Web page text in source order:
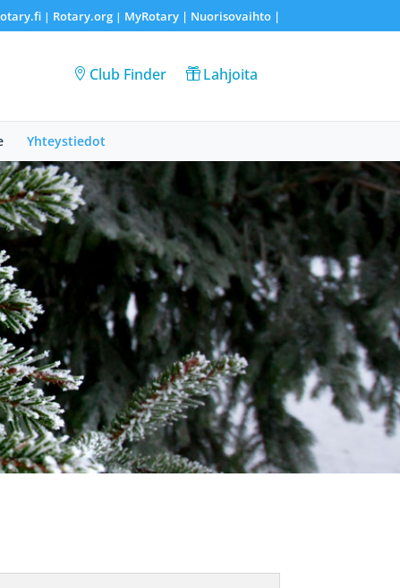
| Rotary.org| MyRotary | Nuorisovaihto|
Club Finder Lahjoita
Yhteystiedot